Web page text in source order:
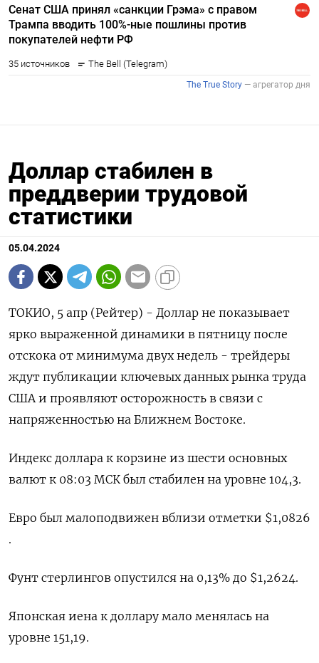
Доллар стабилен в
преддверии трудовой
статистики
05.04.2024
ТОКИО, 5 апр (Рейтер) - Доллар не показывает
ярко выраженной динамики в пятницу после
отскока от минимума двух недель - трейдеры
ждут публикации ключевых данных рынка труда
США и проявляют осторожность в связи с
напряженностью на Ближнем Востоке.
Индекс доллара к корзине из шести основных
валют к 08:03 МСК был стабилен на уровне 104,3​.
Евро был малоподвижен вблизи отметки $1,0826​
.
Фунт стерлингов опустился на 0,13% до $1,2624​.
Японская иена к доллару мало менялась на
уровне 151,19.